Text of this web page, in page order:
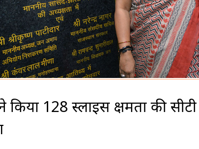
ने किया 128 स्लाइस क्षमता की